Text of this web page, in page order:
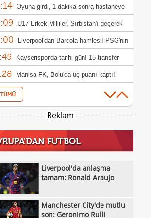
edecekOyuna girdi, 1 dakika sonra hastaneye
U17 Erkek Milliler, Sırbistan'ı geçerek
yükseldi!Liverpool'dan Barcola hamlesi! PSG'nin
dudak uçuklattı
Kayserispor'da tarihi gün! 15 transfer
Manisa FK, Bolu'da üç puanı kaptı!
Çorum FK, Jesus Ramirez'i kadrosuna
Fisnik Asllani'nin Leipzig'e transferi son
Metehan Altunbaş, Kocaelispor'da
Filenin Sultanları, Fransa'yı yine devirdi!
Manchester City'de mutlu son: Geronimo
Kıvanç Taşyaran ve Buğra Ünal, Avrupa
Reklam
FUTBOL
Liverpool'da anlaşma
tamam: Ronald Araujo
Manchester City'de mutlu
son: Geronimo Rulli